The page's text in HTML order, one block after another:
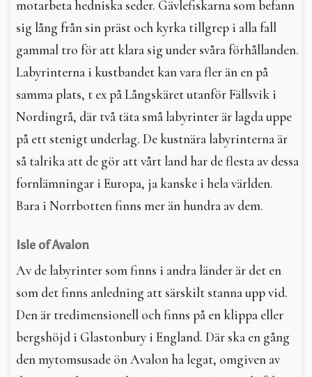
motarbeta hedniska seder. Gävlefiskarna som befann
sig lång från sin präst och kyrka tillgrep i alla fall
gammal tro för att klara sig under svåra förhållanden.
Labyrinterna i kustbandet kan vara fler än en på
samma plats, t ex på Långskäret utanför Fällsvik i
Nordingrå, där två täta små labyrinter är lagda uppe
på ett stenigt underlag. De kustnära labyrinterna är
så talrika att de gör att vårt land har de flesta av dessa
fornlämningar i Europa, ja kanske i hela världen.
Bara i Norrbotten finns mer än hundra av dem.
Isle of Avalon
Av de labyrinter som finns i andra länder är det en
som det finns anledning att särskilt stanna upp vid.
Den är tredimensionell och finns på en klippa eller
bergshöjd i Glastonbury i England. Där ska en gång
den mytomsusade ön Avalon ha legat, omgiven av